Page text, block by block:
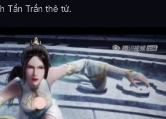
Tần Trần thê tử.